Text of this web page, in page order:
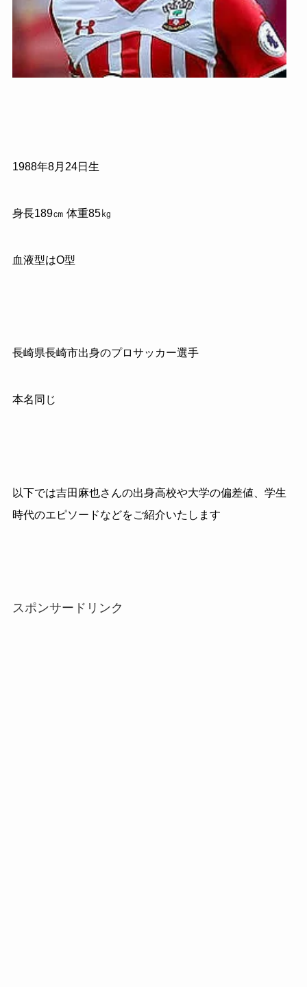
1988年8月 24日生
身長189㎝ 体重85㎏
血液型はO型
長崎県長崎市出身のプロサッカー選手
本名同じ
以下では吉田麻也さんの出身高校や大学の偏差値、学生
時代のエピソードなどをご紹介いたします
スポンサードリンク